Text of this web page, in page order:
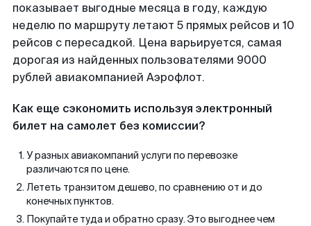
показывает выгодные месяца в году, каждую
неделю по маршруту летают 5 прямых рейсов и 10
рейсов с пересадкой. Цена варьируется, самая
дорогая из найденных пользователями 9000
рублей авиакомпанией Аэрофлот.
Как еще сэкономить используя электронный
билет на самолет без комиссии?
У разных авиакомпаний услуги по перевозке
различаются по цене.
Лететь транзитом дешево, по сравнению от и до
конечных пунктов.
Покупайте туда и обратно сразу. Это выгоднее чем